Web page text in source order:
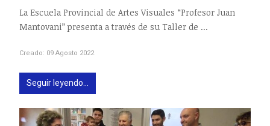
La Escuela Provincial de Artes Visuales “Profesor Juan
Mantovani” presenta a través de su Taller de ...
Creado: 09 Agosto 2022
Seguir leyendo...